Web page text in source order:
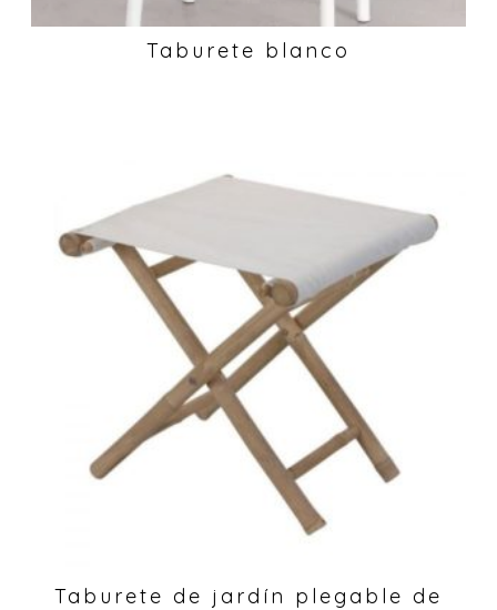
Taburete blanco
Taburete de jardín plegable de